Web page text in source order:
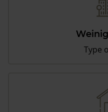
Type